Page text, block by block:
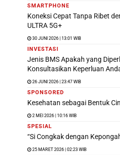
SMARTPHONE
Koneksi Cepat Tanpa Ribet
ULTRA 5G+
30 JUNI 2026 | 13:01 WIB
INVESTASI
Jenis BMS Apakah yang
Konsultasikan Keperluan
26 JUNI 2026 | 23:47 WIB
SPONSORED
Kesehatan sebagai Bentuk
2 MEI 2026 | 10:16 WIB
SPESIAL
“Si Congkak dengan
25 MARET 2026 | 02:23 WIB